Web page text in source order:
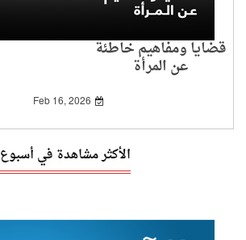
قضايا ومفاهيم خاطئة
عن المرأة
Feb 16, 2026
الأكثر مشاهدة في أسبوع